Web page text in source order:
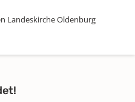
Landeskirche Oldenburg